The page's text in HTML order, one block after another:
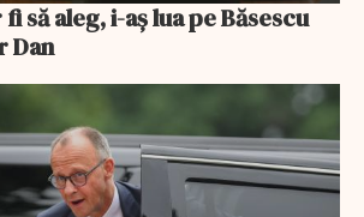
să aleg, i-aș lua pe Băsescu
Dan